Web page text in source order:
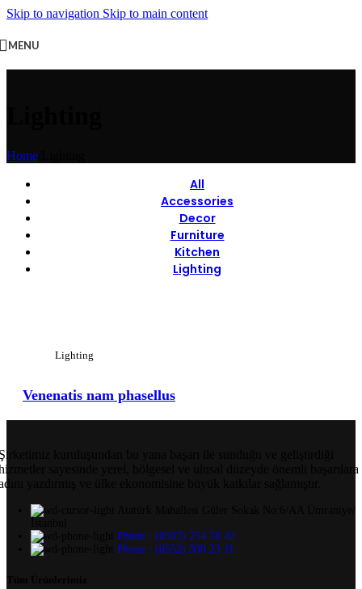
Skip to navigation Skip to main content
MENU
Home
All
Accessories
Decor
Furniture
Kitchen
Lighting
Lighting
Venenatis nam phasellus
kuruluşundan bu yana başarı ile sunduğu ve geliştirdiği
sayesinde yerel, bölgesel ve ulusal düzeyde önemli başarılara
yazdırmış ve ülke ekonomisine büyük katkılar sağlamıştır.
Phone : (0507) 254 78 42
Phone : (0552) 500 23 11